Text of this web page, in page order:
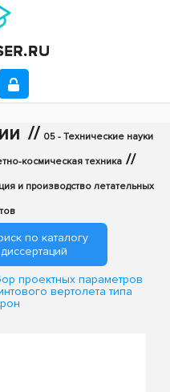
// 05 - Технические науки
космическая техника //
и производство летательных
по каталогу
проектных параметров
вертолета типа